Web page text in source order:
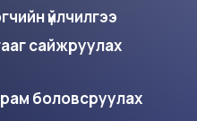
үйлчилгээ
сайжруулах
боловсруулах